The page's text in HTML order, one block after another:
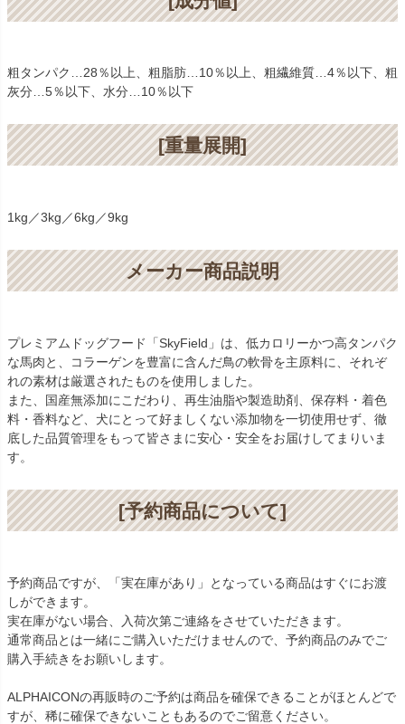
粗タンパク…28％以上、粗脂肪…10％以上、粗繊維質…4％以下、粗
灰分…5％以下、水分…10％以下
[重量展開]
1kg／3kg／6kg／9kg
メーカー商品説明
プレミアムドッグフード「SkyField」は、低カロリーかつ高タンパク
な馬肉と、コラーゲンを豊富に含んだ鳥の軟骨を主原料に、それぞ
れの素材は厳選されたものを使用しました。
また、国産無添加にこだわり、再生油脂や製造助剤、保存料・着色
料・香料など、犬にとって好ましくない添加物を一切使用せず、徹
底した品質管理をもって皆さまに安心・安全をお届けしてまりいま
す。
[予約商品について]
予約商品ですが、「実在庫があり」となっている商品はすぐにお渡
しができます。
実在庫がない場合、入荷次第ご連絡をさせていただきます。
通常商品とは一緒にご購入いただけませんので、予約商品のみでご
購入手続きをお願いします。
ALPHAICONの再販時のご予約は商品を確保できることがほとんどで
すが、稀に確保できないこともあるのでご留意ください。